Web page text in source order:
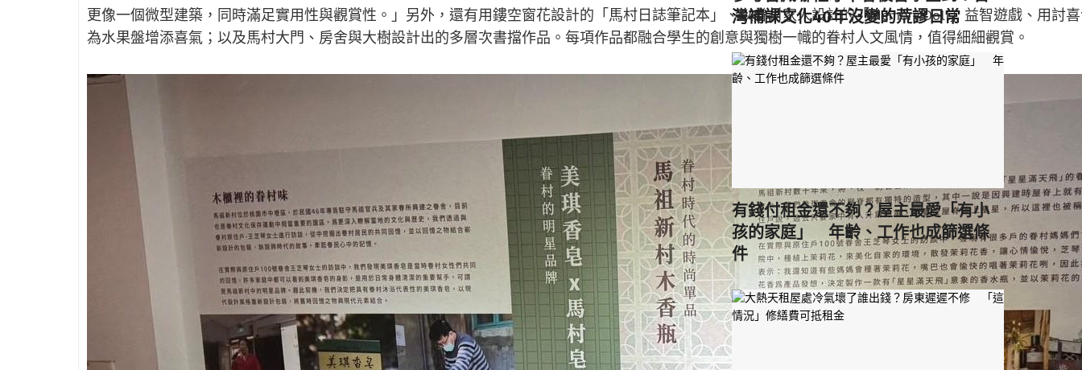
更像一個微型建築，同時滿足實用性與觀賞性。」另外，還有用鏤空窗花設計的「馬村日誌筆記本」、以眷村家人設計的「Memory Doll」益智遊戲、用討
為水果盤增添喜氣；以及馬村大門、房舍與大樹設計出的多層次書擋作品。每項作品都融合學生的創意與獨樹一幟的眷村人文風情，值得細細觀賞。
灣補課文化40年沒變的荒謬日常
有錢付租金還不夠？屋主最愛「有小
孩的家庭」 年齡、工作也成篩選條
件